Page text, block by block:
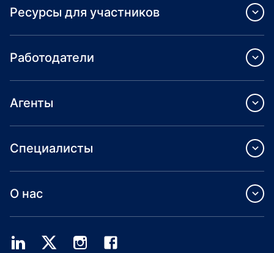
Ресурсы для участников
Работодатели
Агенты
Специалисты
О нас